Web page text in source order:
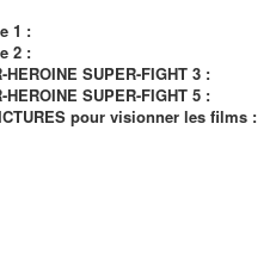
1 :
2 :
SUPER-FIGHT 3 :
SUPER-FIGHT 5 :
pour visionner les films :